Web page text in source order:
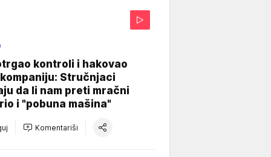
kontroli i hakovao
Stručnjaci
da li nam preti mračni
i "pobuna mašina"
Komentariši